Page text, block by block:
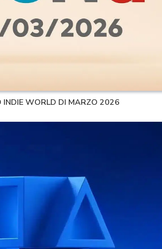
INDIE WORLD DI MARZO 2026